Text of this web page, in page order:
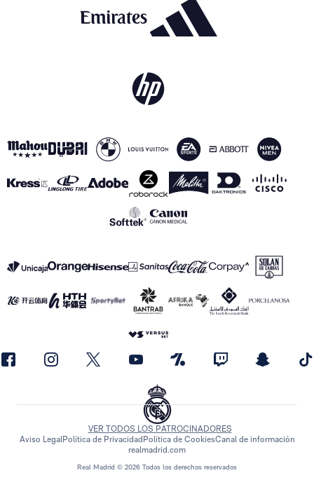
Real Madrid © 2026 Todos los derechos reservados
VER TODOS LOS PATROCINADORES
Aviso LegalPolítica de PrivacidadPolítica de CookiesCanal de información
realmadrid.com